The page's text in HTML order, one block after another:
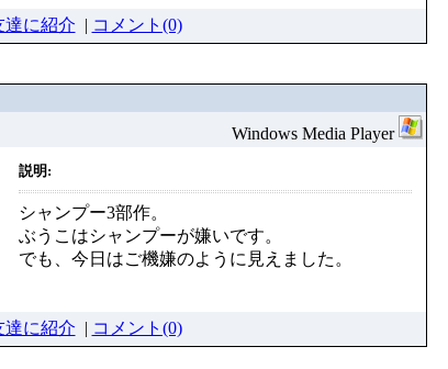
達に紹介 | コメント(0)
Windows Media Player
説明:
シャンプー3部作。
ぶうこはシャンプーが嫌いです。
でも、今日はご機嫌のように見えました。
達に紹介 | コメント(0)